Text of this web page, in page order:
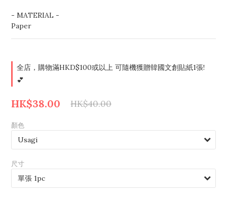
- MATERIAL -
Paper
全店，購物滿HKD$100或以上 可隨機獲贈韓國文創貼紙1張!
💕
HK$38.00 HK$40.00
顏色
尺寸